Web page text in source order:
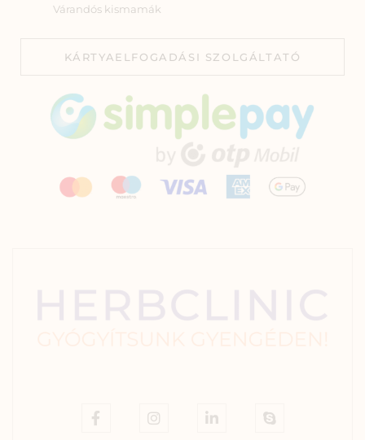
Várandós kismamák
KÁRTYAELFOGADÁSI SZOLGÁLTATÓ